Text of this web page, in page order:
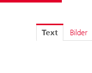
Text Bilder